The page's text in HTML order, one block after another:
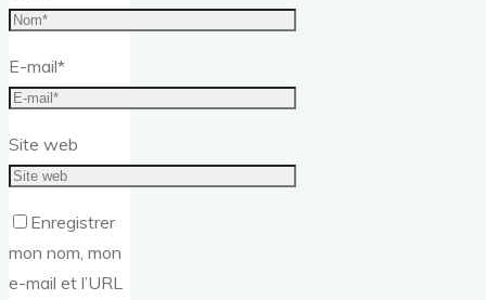
E-mail*
Site web
Enregistrer
mon nom, mon
e-mail et l’URL